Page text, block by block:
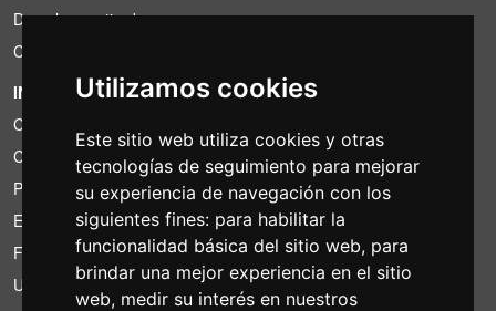
Utilizamos cookies
Este sitio web utiliza cookies y otras
tecnologías de seguimiento para mejorar
su experiencia de navegación con los
siguientes fines: para habilitar la
funcionalidad básica del sitio web, para
brindar una mejor experiencia en el sitio
web, medir su interés en nuestros
Derecho a retirada
Condiciones de IVA
INFORMACIÓN
Condiciones de alquiler
Cotizaciones
Paquetes de ahorro
Encontrado por menos?
Financiacion
Uso